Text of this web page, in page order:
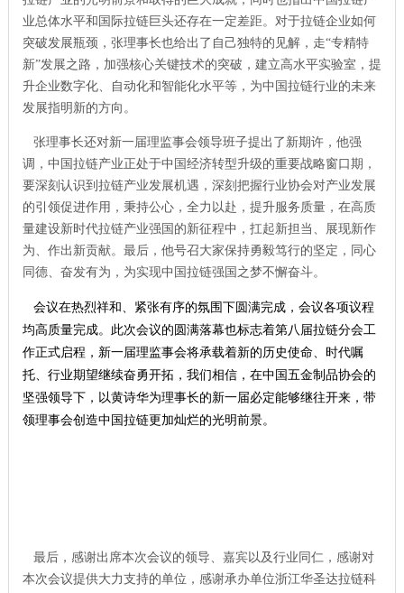
业总体水平和国际拉链巨头还存在一定差距。对于拉链企业如何
突破发展瓶颈，张理事长也给出了自己独特的见解，走“专精特
新”发展之路，加强核心关键技术的突破，建立高水平实验室，提
升企业数字化、自动化和智能化水平等，为中国拉链行业的未来
发展指明新的方向。
张理事长还对新一届理监事会领导班子提出了新期许，他强
调，中国拉链产业正处于中国经济转型升级的重要战略窗口期，
要深刻认识到拉链产业发展机遇，深刻把握行业协会对产业发展
的引领促进作用，秉持公心，全力以赴，提升服务质量，在高质
量建设新时代拉链产业强国的新征程中，扛起新担当、展现新作
为、作出新贡献。最后，他号召大家保持勇毅笃行的坚定，同心
同德、奋发有为，为实现中国拉链强国之梦不懈奋斗。
会议在热烈祥和、紧张有序的氛围下圆满完成，会议各项议程
均高质量完成。此次会议的圆满落幕也标志着第八届拉链分会工
作正式启程，新一届理监事会将承载着新的历史使命、时代嘱
托、行业期望继续奋勇开拓，我们相信，在中国五金制品协会的
坚强领导下，以黄诗华为理事长的新一届必定能够继往开来，带
领理事会创造中国拉链更加灿烂的光明前景。
最后，感谢出席本次会议的领导、嘉宾以及行业同仁，感谢对
本次会议提供大力支持的单位，感谢承办单位浙江华圣达拉链科